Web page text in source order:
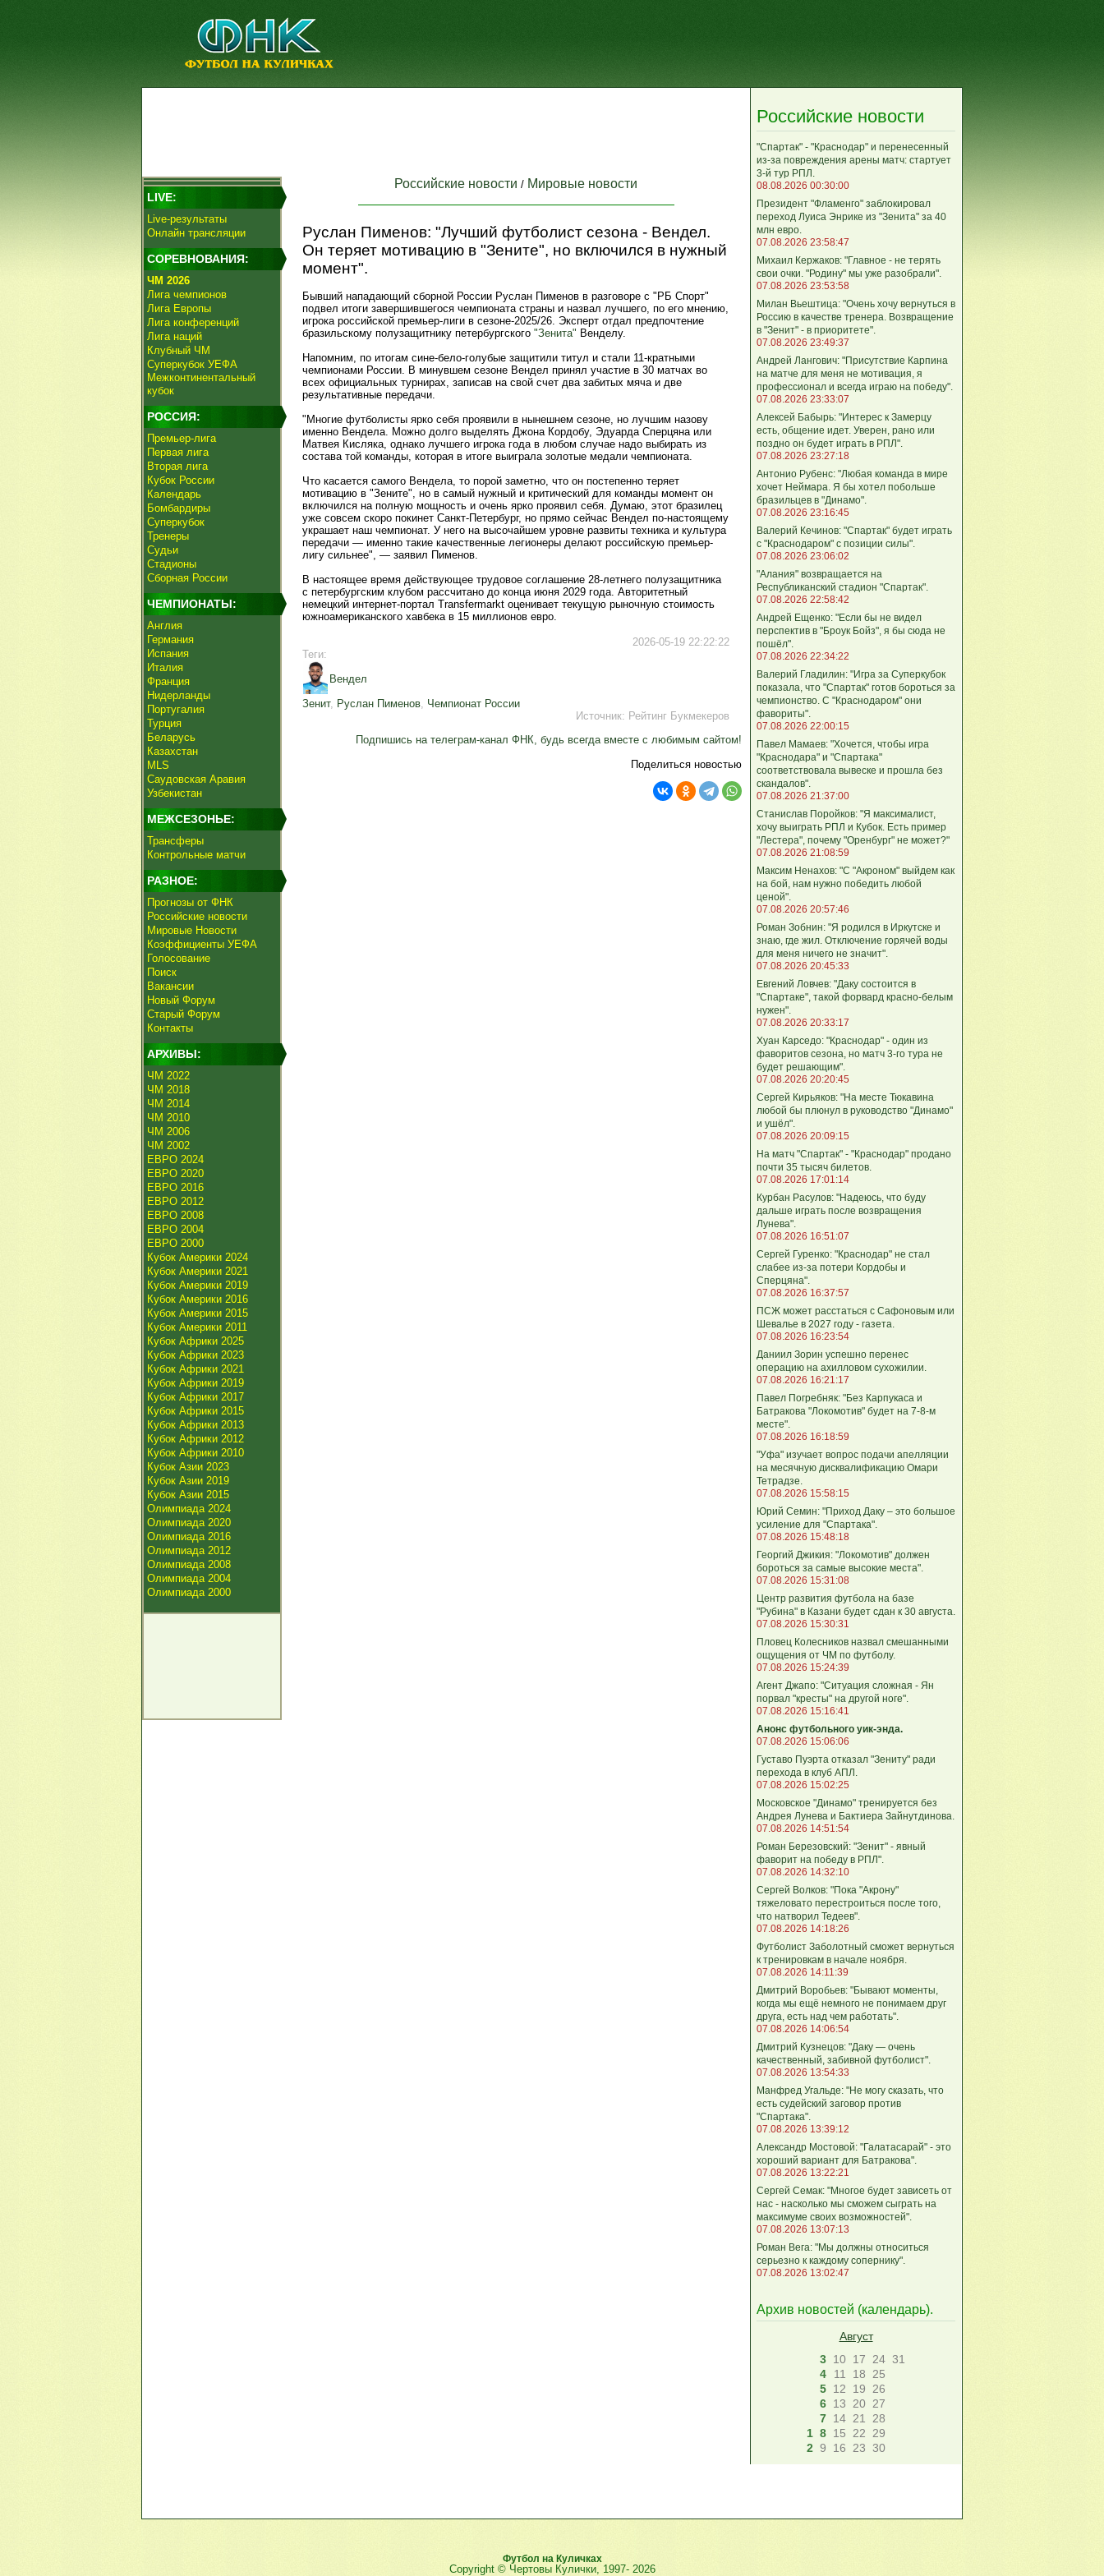
LIVE:
Live-результаты
Онлайн трансляции
СОРЕВНОВАНИЯ:
ЧМ 2026
Лига чемпионов
Лига Европы
Лига конференций
Лига наций
Клубный ЧМ
Суперкубок УЕФА
Межконтинентальный
кубок
РОССИЯ:
Премьер-лига
Первая лига
Вторая лига
Кубок России
Календарь
Бомбардиры
Суперкубок
Тренеры
Судьи
Стадионы
Сборная России
ЧЕМПИОНАТЫ:
Англия
Германия
Испания
Италия
Франция
Нидерланды
Португалия
Турция
Беларусь
Казахстан
MLS
Саудовская Аравия
Узбекистан
МЕЖСЕЗОНЬЕ:
Трансферы
Контрольные матчи
РАЗНОЕ:
Прогнозы от ФНК
Российские новости
Мировые Новости
Коэффициенты УЕФА
Голосование
Поиск
Вакансии
Новый Форум
Старый Форум
Контакты
АРХИВЫ:
ЧМ 2022
ЧМ 2018
ЧМ 2014
ЧМ 2010
ЧМ 2006
ЧМ 2002
ЕВРО 2024
ЕВРО 2020
ЕВРО 2016
ЕВРО 2012
ЕВРО 2008
ЕВРО 2004
ЕВРО 2000
Кубок Америки 2024
Кубок Америки 2021
Кубок Америки 2019
Кубок Америки 2016
Кубок Америки 2015
Кубок Америки 2011
Кубок Африки 2025
Кубок Африки 2023
Кубок Африки 2021
Кубок Африки 2019
Кубок Африки 2017
Кубок Африки 2015
Кубок Африки 2013
Кубок Африки 2012
Кубок Африки 2010
Кубок Азии 2023
Кубок Азии 2019
Кубок Азии 2015
Олимпиада 2024
Олимпиада 2020
Олимпиада 2016
Олимпиада 2012
Олимпиада 2008
Олимпиада 2004
Олимпиада 2000
Российские новости / Мировые новости
Руслан Пименов: "Лучший футболист сезона - Вендел.
Он теряет мотивацию в "Зените", но включился в нужный
момент".
Бывший нападающий сборной России Руслан Пименов в разговоре с "РБ Спорт"
подвел итоги завершившегося чемпионата страны и назвал лучшего, по его мнению,
игрока российской премьер-лиги в сезоне-2025/26. Эксперт отдал предпочтение
бразильскому полузащитнику петербургского "Зенита" Венделу.
Напомним, по итогам сине-бело-голубые защитили титул и стали 11-кратными
чемпионами России. В минувшем сезоне Вендел принял участие в 30 матчах во
всех официальных турнирах, записав на свой счет два забитых мяча и две
результативные передачи.
"Многие футболисты ярко себя проявили в нынешнем сезоне, но лучшим назову
именно Вендела. Можно долго выделять Джона Кордобу, Эдуарда Сперцяна или
Матвея Кисляка, однако лучшего игрока года в любом случае надо выбирать из
состава той команды, которая в итоге выиграла золотые медали чемпионата.
Что касается самого Вендела, то порой заметно, что он постепенно теряет
мотивацию в "Зените", но в самый нужный и критический для команды момент он
включился на полную мощность и очень ярко проявил себя. Думаю, этот бразилец
уже совсем скоро покинет Санкт-Петербург, но прямо сейчас Вендел по-настоящему
украшает наш чемпионат. У него на высочайшем уровне развиты техника и культура
передачи — именно такие качественные легионеры делают российскую премьер-
лигу сильнее", — заявил Пименов.
В настоящее время действующее трудовое соглашение 28-летнего полузащитника
с петербургским клубом рассчитано до конца июня 2029 года. Авторитетный
немецкий интернет-портал Transfermarkt оценивает текущую рыночную стоимость
южноамериканского хавбека в 15 миллионов евро.
2026-05-19 22:22:22
Теги:
Вендел
Зенит, Руслан Пименов, Чемпионат России
Источник: Рейтинг Букмекеров
Подпишись на телеграм-канал ФНК, будь всегда вместе с любимым сайтом!
Поделиться новостью
Российские новости
"Спартак" - "Краснодар" и перенесенный
из-за повреждения арены матч: стартует
3-й тур РПЛ.
08.08.2026 00:30:00
Президент "Фламенго" заблокировал
переход Луиса Энрике из "Зенита" за 40
млн евро.
07.08.2026 23:58:47
Михаил Кержаков: "Главное - не терять
свои очки. "Родину" мы уже разобрали".
07.08.2026 23:53:58
Милан Вьештица: "Очень хочу вернуться в
Россию в качестве тренера. Возвращение
в "Зенит" - в приоритете".
07.08.2026 23:49:37
Андрей Лангович: "Присутствие Карпина
на матче для меня не мотивация, я
профессионал и всегда играю на победу".
07.08.2026 23:33:07
Алексей Бабырь: "Интерес к Замерцу
есть, общение идет. Уверен, рано или
поздно он будет играть в РПЛ".
07.08.2026 23:27:18
Антонио Рубенс: "Любая команда в мире
хочет Неймара. Я бы хотел побольше
бразильцев в "Динамо".
07.08.2026 23:16:45
Валерий Кечинов: "Спартак" будет играть
с "Краснодаром" с позиции силы".
07.08.2026 23:06:02
"Алания" возвращается на
Республиканский стадион "Спартак".
07.08.2026 22:58:42
Андрей Ещенко: "Если бы не видел
перспектив в "Броук Бойз", я бы сюда не
пошёл".
07.08.2026 22:34:22
Валерий Гладилин: "Игра за Суперкубок
показала, что "Спартак" готов бороться за
чемпионство. С "Краснодаром" они
фавориты".
07.08.2026 22:00:15
Павел Мамаев: "Хочется, чтобы игра
"Краснодара" и "Спартака"
соответствовала вывеске и прошла без
скандалов".
07.08.2026 21:37:00
Станислав Поройков: "Я максималист,
хочу выиграть РПЛ и Кубок. Есть пример
"Лестера", почему "Оренбург" не может?"
07.08.2026 21:08:59
Максим Ненахов: "С "Акроном" выйдем как
на бой, нам нужно победить любой
ценой".
07.08.2026 20:57:46
Роман Зобнин: "Я родился в Иркутске и
знаю, где жил. Отключение горячей воды
для меня ничего не значит".
07.08.2026 20:45:33
Евгений Ловчев: "Даку состоится в
"Спартаке", такой форвард красно-белым
нужен".
07.08.2026 20:33:17
Хуан Карседо: "Краснодар" - один из
фаворитов сезона, но матч 3-го тура не
будет решающим".
07.08.2026 20:20:45
Сергей Кирьяков: "На месте Тюкавина
любой бы плюнул в руководство "Динамо"
и ушёл".
07.08.2026 20:09:15
На матч "Спартак" - "Краснодар" продано
почти 35 тысяч билетов.
07.08.2026 17:01:14
Курбан Расулов: "Надеюсь, что буду
дальше играть после возвращения
Лунева".
07.08.2026 16:51:07
Сергей Гуренко: "Краснодар" не стал
слабее из-за потери Кордобы и
Сперцяна".
07.08.2026 16:37:57
ПСЖ может расстаться с Сафоновым или
Шевалье в 2027 году - газета.
07.08.2026 16:23:54
Даниил Зорин успешно перенес
операцию на ахилловом сухожилии.
07.08.2026 16:21:17
Павел Погребняк: "Без Карпукаса и
Батракова "Локомотив" будет на 7-8-м
месте".
07.08.2026 16:18:59
"Уфа" изучает вопрос подачи апелляции
на месячную дисквалификацию Омари
Тетрадзе.
07.08.2026 15:58:15
Юрий Семин: "Приход Даку – это большое
усиление для "Спартака".
07.08.2026 15:48:18
Георгий Джикия: "Локомотив" должен
бороться за самые высокие места".
07.08.2026 15:31:08
Центр развития футбола на базе
"Рубина" в Казани будет сдан к 30 августа.
07.08.2026 15:30:31
Пловец Колесников назвал смешанными
ощущения от ЧМ по футболу.
07.08.2026 15:24:39
Агент Джапо: "Ситуация сложная - Ян
порвал "кресты" на другой ноге".
07.08.2026 15:16:41
Анонс футбольного уик-энда.
07.08.2026 15:06:06
Густаво Пуэрта отказал "Зениту" ради
перехода в клуб АПЛ.
07.08.2026 15:02:25
Московское "Динамо" тренируется без
Андрея Лунева и Бактиера Зайнутдинова.
07.08.2026 14:51:54
Роман Березовский: "Зенит" - явный
фаворит на победу в РПЛ".
07.08.2026 14:32:10
Сергей Волков: "Пока "Акрону"
тяжеловато перестроиться после того,
что натворил Тедеев".
07.08.2026 14:18:26
Футболист Заболотный сможет вернуться
к тренировкам в начале ноября.
07.08.2026 14:11:39
Дмитрий Воробьев: "Бывают моменты,
когда мы ещё немного не понимаем друг
друга, есть над чем работать".
07.08.2026 14:06:54
Дмитрий Кузнецов: "Даку — очень
качественный, забивной футболист".
07.08.2026 13:54:33
Манфред Угальде: "Не могу сказать, что
есть судейский заговор против
"Спартака".
07.08.2026 13:39:12
Александр Мостовой: "Галатасарай" - это
хороший вариант для Батракова".
07.08.2026 13:22:21
Сергей Семак: "Многое будет зависеть от
нас - насколько мы сможем сыграть на
максимуме своих возможностей".
07.08.2026 13:07:13
Роман Вега: "Мы должны относиться
серьезно к каждому сопернику".
07.08.2026 13:02:47
Архив новостей (календарь).
Август
3 10 17 24 31
4
11 18
25
5 12 19
26
6 13 20 27
7 14 21
28
1 8 15 22
29
2 9 16 23 30
Футбол на Куличках
Copyright © Чертовы Кулички, 1997- 2026